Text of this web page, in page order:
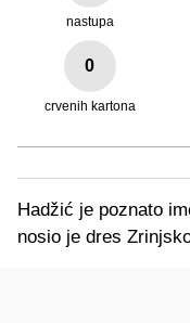
nastupa
0
crvenih kartona
Hadžić je poznato
nosio je dres